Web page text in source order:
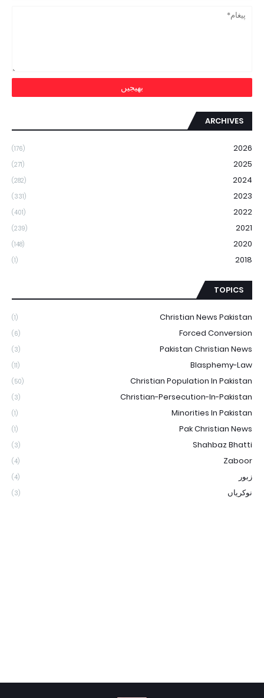
ARCHIVES
2026
(176)
2025
(271)
2024
(282)
2023
(331)
2022
(401)
2021
(239)
2020
(148)
2018
(1)
TOPICS
Christian News Pakistan
(1)
Forced Conversion
(6)
Pakistan Christian News
(3)
Blasphemy-Law
(11)
Christian Population In Pakistan
(50)
Christian-Persecution-In-Pakistan
(3)
Minorities In Pakistan
(1)
Pak Christian News
(1)
Shahbaz Bhatti
(3)
Zaboor
(4)
زبور (4)
نوکریاں (3)